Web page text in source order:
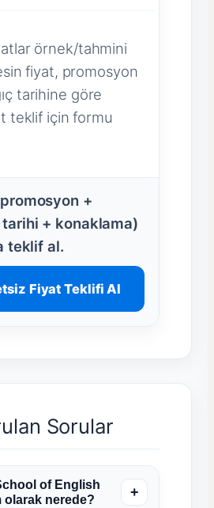
örnek/tahmini
fiyat, promosyon
tarihine göre
teklif için formu
+
tarihi + konaklama)
teklif al.
Fiyat Teklifi Al
Sorular
of English
olarak nerede?
+